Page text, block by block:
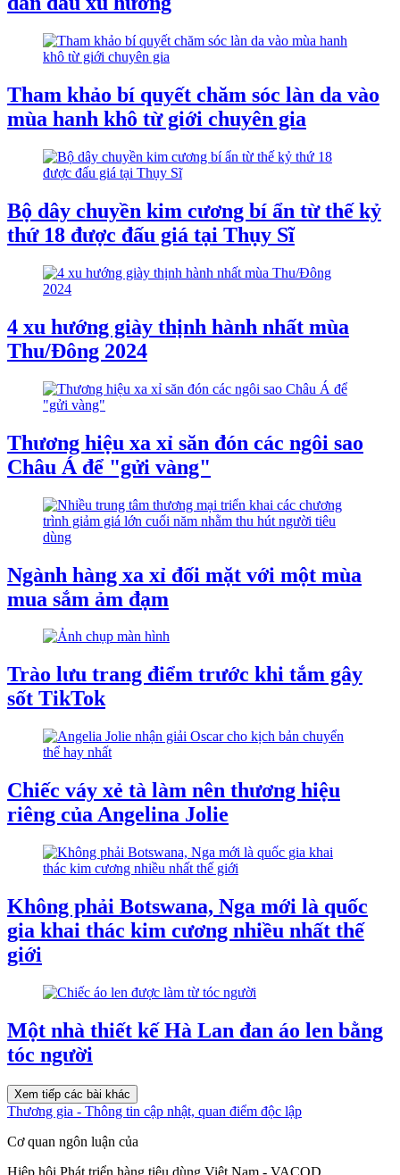
Tham khảo bí quyết chăm sóc làn da vào
mùa hanh khô từ giới chuyên gia
Bộ dây chuyền kim cương bí ẩn từ thế kỷ
thứ 18 được đấu giá tại Thụy Sĩ
4 xu hướng giày thịnh hành nhất mùa
Thu/Đông 2024
Thương hiệu xa xỉ săn đón các ngôi sao
Châu Á để "gửi vàng"
Ngành hàng xa xỉ đối mặt với một mùa
mua sắm ảm đạm
Trào lưu trang điểm trước khi tắm gây
sốt TikTok
Chiếc váy xẻ tà làm nên thương hiệu
riêng của Angelina Jolie
Không phải Botswana, Nga mới là quốc
gia khai thác kim cương nhiều nhất thế
giới
Một nhà thiết kế Hà Lan đan áo len bằng
tóc người
Xem tiếp các bài khác
Thương gia - Thông tin cập nhật, quan điểm độc lập
Cơ quan ngôn luận của
Hiệp hội Phát triển hàng tiêu dùng Việt Nam - VACOD